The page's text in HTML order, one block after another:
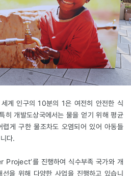
계 인구의 10분의 1은 여전히 안전한 식
히 개발도상국에서는 물을 얻기 위해 평균
게 구한 물조차도 오염되어 있어 아동들
다.
Project’를 진행하여 식수부족 국가와 개
을 위해 다양한 사업을 진행하고 있습니